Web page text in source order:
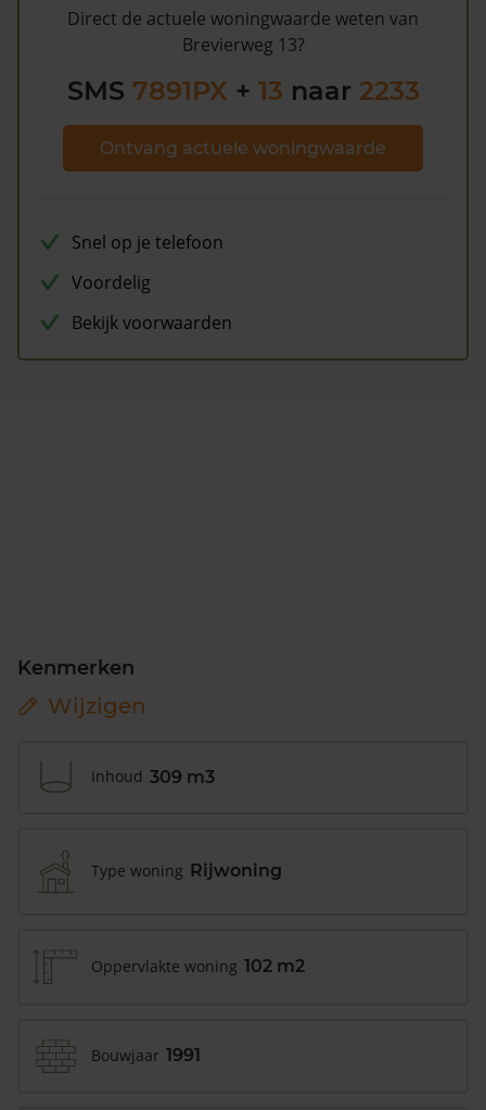
gratis WOZ alarmbent u elk jaar op de hoogte van
uw laatste WOZ waarde en kansen op besparing.
Direct de actuele woningwaarde weten van
Brevierweg 13?
SMS 7891PX + 13 naar 2233
Ontvang actuele woningwaarde
Snel op je telefoon
Voordelig
Bekijk voorwaarden
Kenmerken
Wijzigen
Inhoud 309 m3
Type woning Rijwoning
Oppervlakte woning 102 m2
Bouwjaar 1991